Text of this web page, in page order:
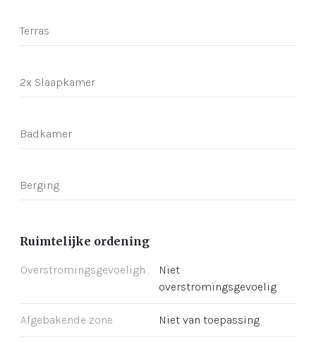
Terras
2x Slaapkamer
Badkamer
Berging
Ruimtelijke ordening
Niet
overstromingsgevoelig
Afgebakende zone Niet van toepassing